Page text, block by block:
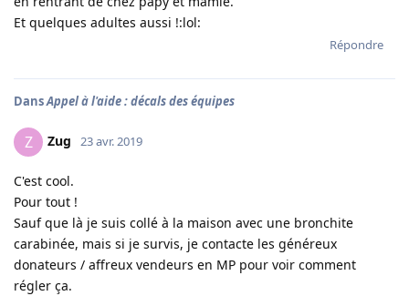
Et quelques adultes aussi !:lol:
Répondre
DansAppel à l'aide : décals des équipes
Z Zug 23 avr. 2019
C'est cool.
Pour tout !
Sauf que là je suis collé à la maison avec une bronchite
carabinée, mais si je survis, je contacte les généreux
donateurs / affreux vendeurs en MP pour voir comment
régler ça.